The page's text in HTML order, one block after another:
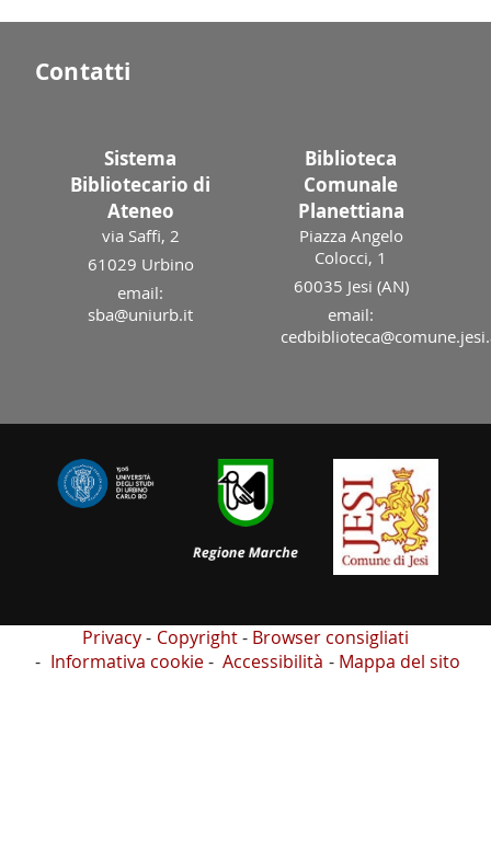
Contatti
Sistema
Bibliotecario di
Ateneo
via Saffi, 2
61029 Urbino
email:
sba@uniurb.it
Biblioteca
Comunale
Planettiana
Piazza Angelo
Colocci, 1
60035 Jesi (AN)
email:
Privacy Copyright
Browser consigliati
Informativa cookie
Accessibilità Mappa del sito